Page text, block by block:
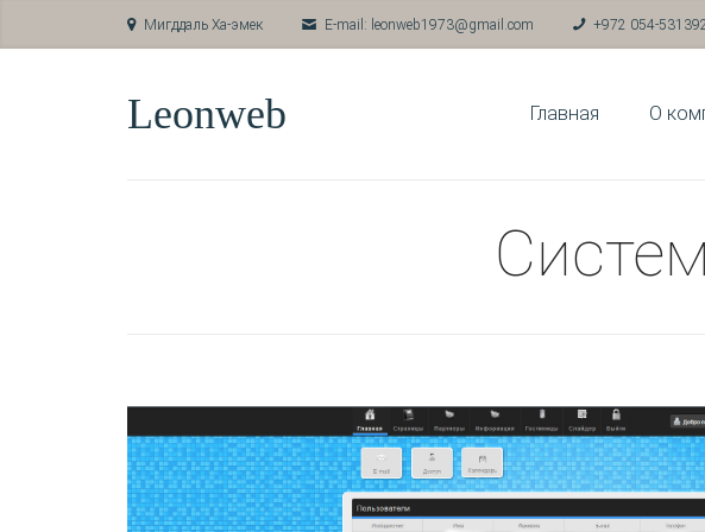
Мигддаль Ха-эмек E-mail: leonweb1973@gmail.com +972 054-
Leonweb Главная О